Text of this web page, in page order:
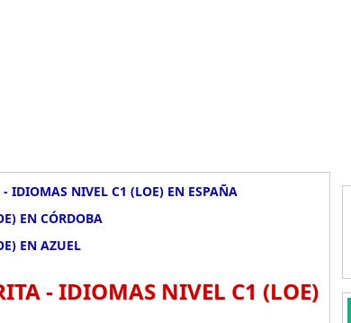
- IDIOMAS NIVEL C1 (LOE) EN ESPAÑA
EN CÓRDOBA
EN AZUEL
- IDIOMAS NIVEL C1 (LOE)